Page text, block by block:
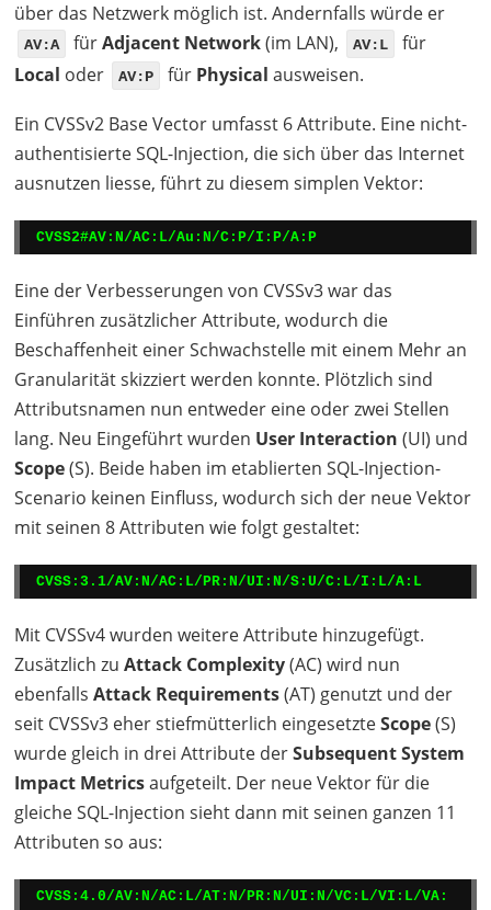
über das Netzwerk möglich ist. Andernfalls würde er
AV:A fürAdjacent Network(im LAN), AV:L
für
Local oder AV:P für Physical ausweisen.
Ein CVSSv2 Base Vector umfasst 6 Attribute. Eine nicht-
authentisierteSQL-Injection, die sich über das Internet
ausnutzen liesse, führt zu diesem simplen Vektor:
CVSS2#AV:N/AC:L/Au:N/C:P/I:P/A:P
Eine der Verbesserungen von CVSSv3 war das
Einführen zusätzlicher Attribute, wodurch die
Beschaffenheit einer Schwachstelle mit einem Mehr an
Granularität skizziert werden konnte. Plötzlich sind
Attributsnamen nun entweder eine oder zwei Stellen
lang. Neu Eingeführt wurden User Interaction (UI) und
Scope(S). Beide haben im etabliertenSQL-Injection-
Scenario keinen Einfluss, wodurch sich der neue Vektor
mit seinen 8 Attributen wie folgt gestaltet:
CVSS:3.1/AV:N/AC:L/PR:N/UI:N/S:U/C:L/I:L/A:L
Mit CVSSv4 wurden weitere Attribute hinzugefügt.
Zusätzlich zuAttack Complexity(AC) wird nun
ebenfallsAttack Requirements(AT) genutzt und der
seit CVSSv3 eher stiefmütterlich eingesetzteScope(S)
wurde gleich in drei Attribute derSubsequent System
Impact Metricsaufgeteilt. Der neue Vektor für die
gleicheSQL-Injection sieht dann mit seinen ganzen 11
Attributen so aus:
CVSS:4.0/AV:N/AC:L/AT:N/PR:N/UI:N/VC:L/VI:L/VA: